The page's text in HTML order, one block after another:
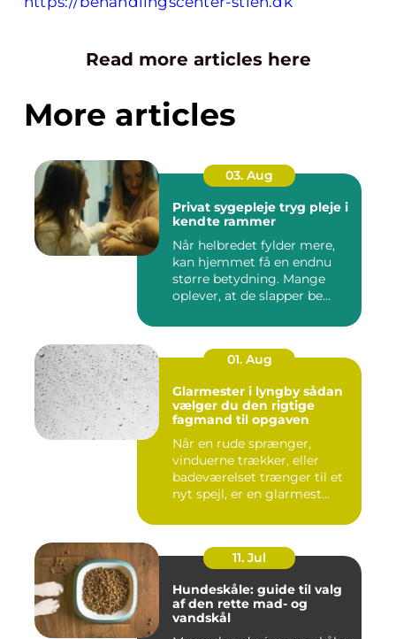
Read more articles here
More articles
03. Aug
Privat sygepleje tryg pleje i
kendte rammer
Når helbredet fylder mere,
kan hjemmet få en endnu
større betydning. Mange
oplever, at de slapper be...
01. Aug
Glarmester i lyngby sådan
vælger du den rigtige
fagmand til opgaven
Når en rude sprænger,
vinduerne trækker, eller
badeværelset trænger til et
nyt spejl, er en glarmest...
11. Jul
Hundeskåle: guide til valg
af den rette mad- og
vandskål